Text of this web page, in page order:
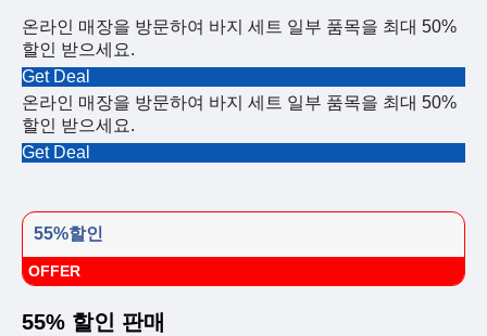
온라인 매장을 방문하여 바지 세트 일부 품목을 최대 50%
할인 받으세요.
Get Deal
온라인 매장을 방문하여 바지 세트 일부 품목을 최대 50%
할인 받으세요.
Get Deal
55%할인
OFFER
55% 할인 판매